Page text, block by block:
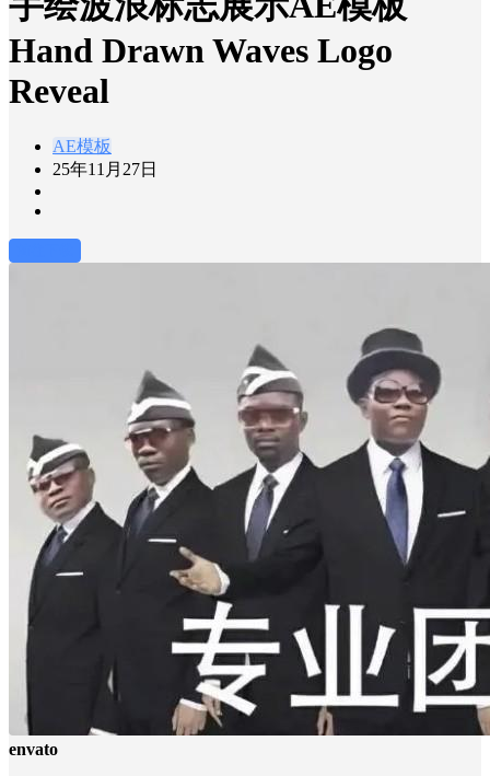
Hand Drawn Waves Logo
Reveal
AE模板
25年11月27日
envato